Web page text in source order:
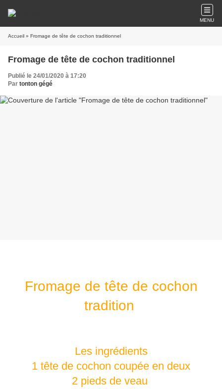
MENU
Accueil » Fromage de tête de cochon traditionnel
Fromage de tête de cochon traditionnel
Publié le 24/01/2020 à 17:20
Par tonton gégé
Fromage de tête de cochon
tradition
Les ingrédients
1 tête de cochon coupée en deux
2 pieds de veau